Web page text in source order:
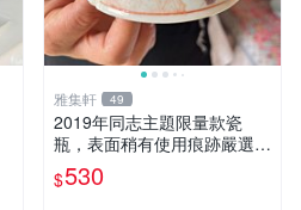
雅集軒 49
2019年同志主題限量款瓷
瓶，表面稍有使用痕跡嚴選推
薦收藏品古董級品相 同志主
題 瓷器 古董
$530